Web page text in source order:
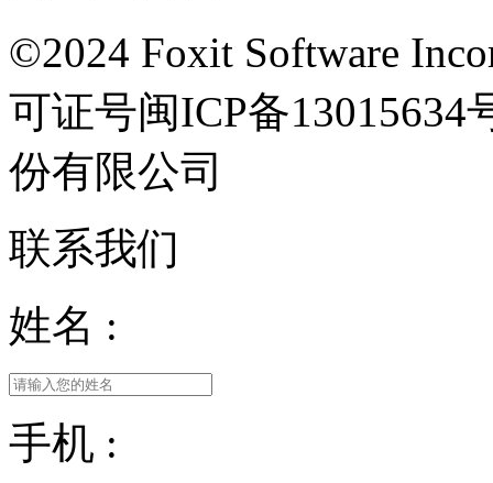
©2024 Foxit Software
可证号闽ICP备
份有限公司
联系我们
姓名 :
手机 :